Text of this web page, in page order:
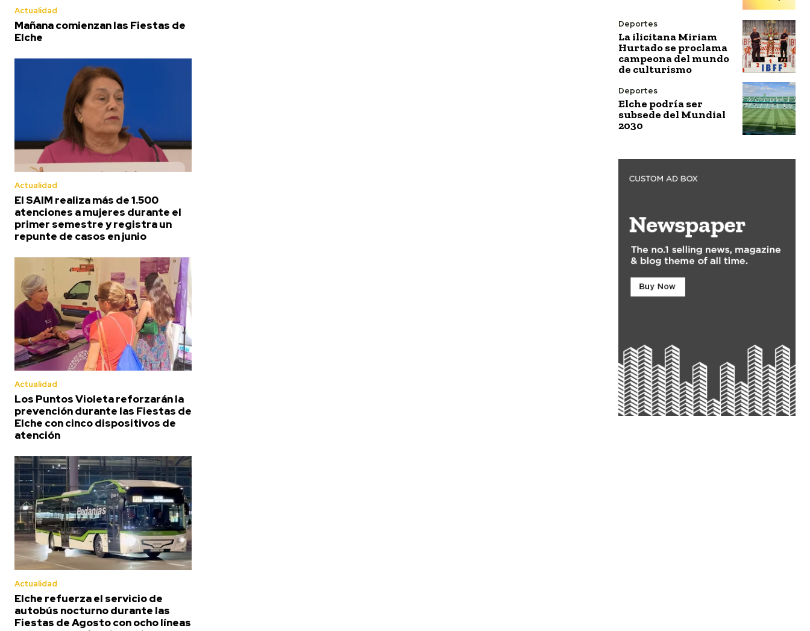
Actualidad
Mañana comienzan las Fiestas de
Elche
Actualidad
El SAIM realiza más de 1.500
atenciones a mujeres durante el
primer semestre y registra un
repunte de casos en junio
Actualidad
Los Puntos Violeta reforzarán la
prevención durante las Fiestas de
Elche con cinco dispositivos de
atención
Actualidad
Elche refuerza el servicio de
autobús nocturno durante las
Fiestas de Agosto con ocho líneas
Deportes
La ilicitana Miriam
Hurtado se proclama
campeona del mundo
de culturismo
Deportes
Elche podría ser
subsede del Mundial
2030